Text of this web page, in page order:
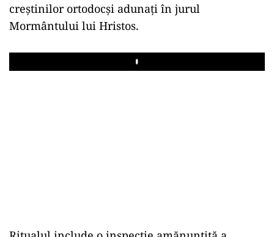
creștinilor ortodocși adunați în jurul
Mormântului lui Hristos.
Play